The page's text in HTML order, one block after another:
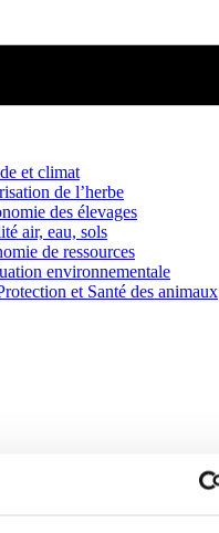
et climat
de l’herbe
des élevages
air, eau, sols
de ressources
environnementale
et Santé des animaux